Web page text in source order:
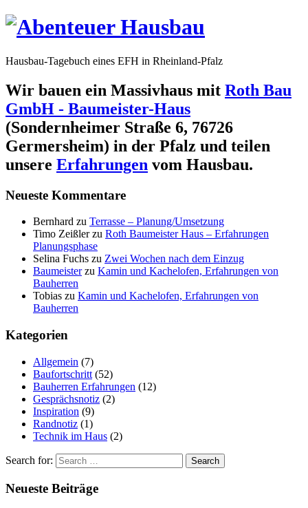
Hausbau-Tagebuch eines EFH in Rheinland-Pfalz
Wir bauen ein Massivhaus mit Roth Bau
GmbH - Baumeister-Haus
(Sondernheimer Straße 6, 76726
Germersheim) in der Pfalz und teilen
unsere Erfahrungen vom Hausbau.
Neueste Kommentare
Bernhard zu Terrasse – Planung/Umsetzung
Timo Zeißlerzu Roth Baumeister Haus – Erfahrungen
Planungsphase
Selina Fuchs zu Zwei Wochen nach dem Einzug
Baumeisterzu Kamin und Kachelofen, Erfahrungen von
Bauherren
Tobias zu Kamin und Kachelofen, Erfahrungen von
Bauherren
Kategorien
Allgemein (7)
Baufortschritt (52)
Bauherren Erfahrungen (12)
Gesprächsnotiz (2)
Inspiration (9)
Randnotiz (1)
Technik im Haus (2)
Search for:
Neueste Beiträge